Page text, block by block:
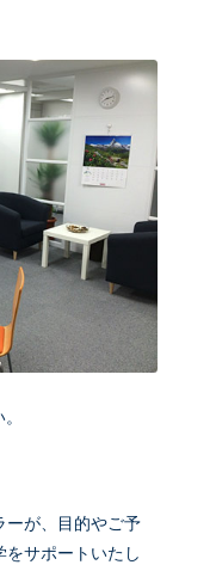
ーが、目的やご予
サポートいたし